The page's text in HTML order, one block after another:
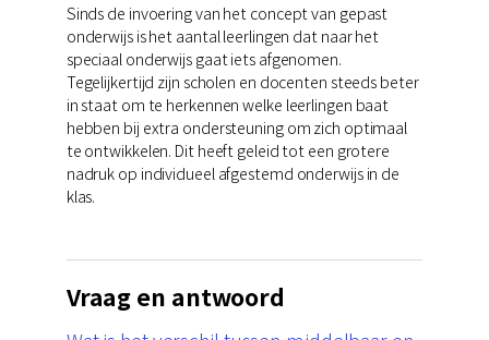
Sinds de invoering van het concept van gepast
onderwijs is het aantal leerlingen dat naar het
speciaal onderwijs gaat iets afgenomen.
Tegelijkertijd zijn scholen en docenten steeds beter
in staat om te herkennen welke leerlingen baat
hebben bij extra ondersteuning om zich optimaal
te ontwikkelen. Dit heeft geleid tot een grotere
nadruk op individueel afgestemd onderwijs in de
klas.
Vraag en antwoord